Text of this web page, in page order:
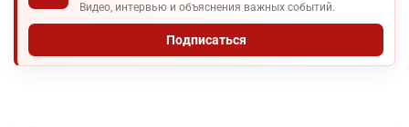
Видео, интервью и объяснения важных событий.
Подписаться